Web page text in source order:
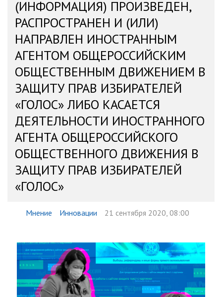
(ИНФОРМАЦИЯ) ПРОИЗВЕДЕН,
РАСПРОСТРАНЕН И (ИЛИ)
НАПРАВЛЕН ИНОСТРАННЫМ
АГЕНТОМ ОБЩЕРОССИЙСКИМ
ОБЩЕСТВЕННЫМ ДВИЖЕНИЕМ В
ЗАЩИТУ ПРАВ ИЗБИРАТЕЛЕЙ
«ГОЛОС» ЛИБО КАСАЕТСЯ
ДЕЯТЕЛЬНОСТИ ИНОСТРАННОГО
АГЕНТА ОБЩЕРОССИЙСКОГО
ОБЩЕСТВЕННОГО ДВИЖЕНИЯ В
ЗАЩИТУ ПРАВ ИЗБИРАТЕЛЕЙ
«ГОЛОС»
Мнение Инновации 21 сентября 2020, 08:00